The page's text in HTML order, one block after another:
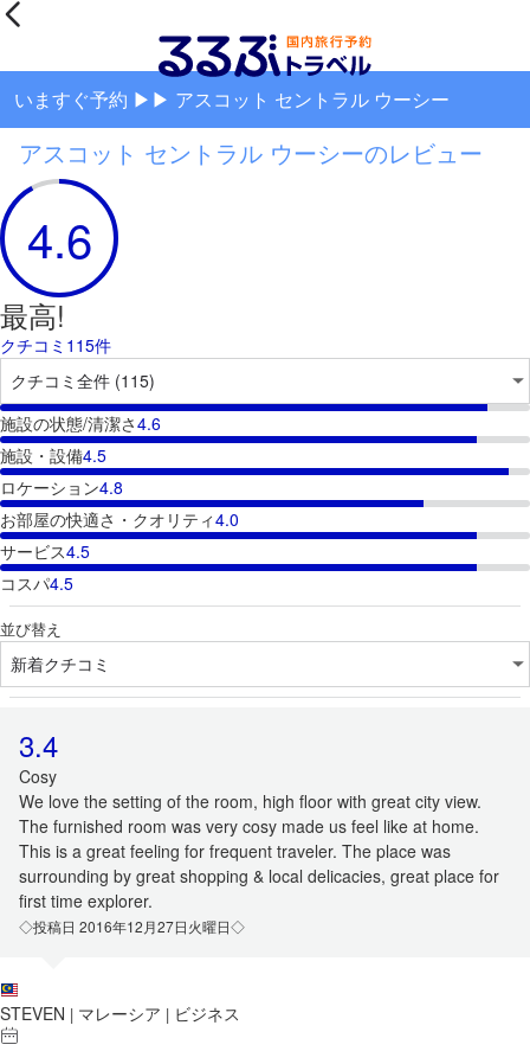
いますぐ予約 ▶▶ アスコット セントラル ウーシー
アスコット セントラル ウーシーのレビュー
4.6
最高!
クチコミ115件
施設の状態/清潔さ4.6
施設・設備4.5
ロケーション4.8
お部屋の快適さ・クオリティ4.0
サービス4.5
コスパ4.5
並び替え
3.4
Cosy
We love the setting of the room, high floor with great city view.
The furnished room was very cosy made us feel like at home.
This is a great feeling for frequent traveler. The place was
surrounding by great shopping & local delicacies, great place for
first time explorer.
◇投稿日 2016年12月27日火曜日◇
STEVEN | マレーシア | ビジネス